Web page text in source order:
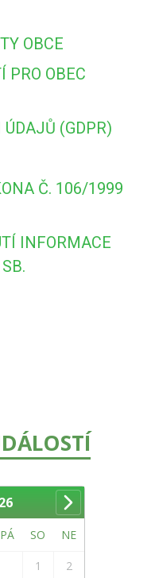
OBCE
PRO OBEC
(GDPR)
Č. 106/1999
INFORMACE
PÁ SO NE
1
2